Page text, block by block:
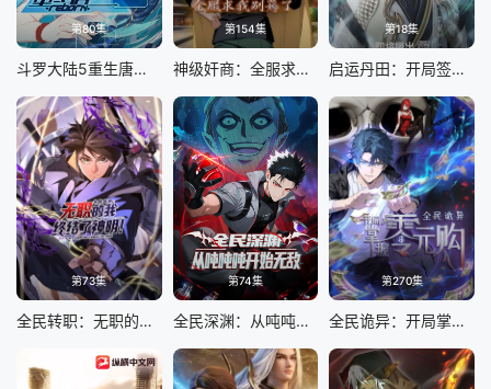
第80集
斗罗大陆5重生唐三 动态漫画
第154集
神级奸商：全服求我别薅了 动态漫画
第18集
启运丹田：开局签到至尊丹田
第73集
全民转职：无职的我终结了神明！动态漫画
第74集
全民深渊：从吨吨吨开始无敌
第270集
全民诡异：开局掌握零元购